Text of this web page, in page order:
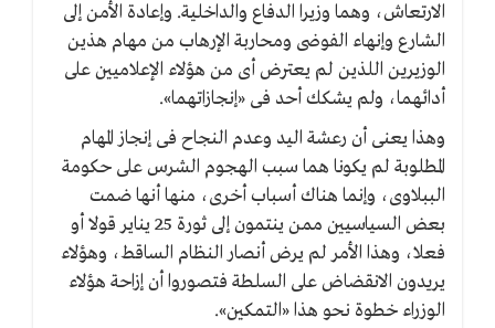
الارتعاش، وهما وزيرا الدفاع والداخلية. وإعادة الأمن إلى
الشارع وإنهاء الفوضى ومحاربة الإرهاب من مهام هذين
الوزيرين اللذين لم يعترض أى من هؤلاء الإعلاميين على
أدائهما، ولم يشكك أحد فى «إنجازاتهما».
وهذا يعنى أن رعشة اليد وعدم النجاح فى إنجاز المهام
المطلوبة لم يكونا هما سبب الهجوم الشرس على حكومة
الببلاوى، وإنما هناك أسباب أخرى، منها أنها ضمت
بعض السياسيين ممن ينتمون إلى ثورة 25 يناير قولا أو
فعلا، وهذا الأمر لم يرض أنصار النظام الساقط، وهؤلاء
يريدون الانقضاض على السلطة فتصوروا أن إزاحة هؤلاء
الوزراء خطوة نحو هذا «التمكين».